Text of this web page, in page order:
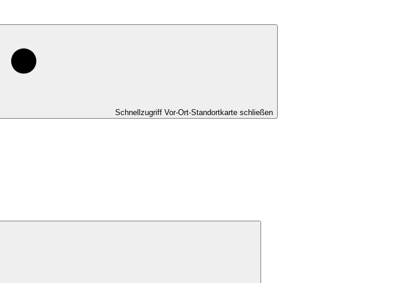
Schnellzugriff Vor-Ort-Standortkarte schließen